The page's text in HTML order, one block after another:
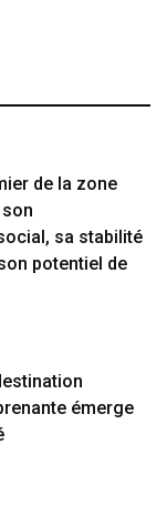
de la zone
son
sa stabilité
potentiel de
émerge